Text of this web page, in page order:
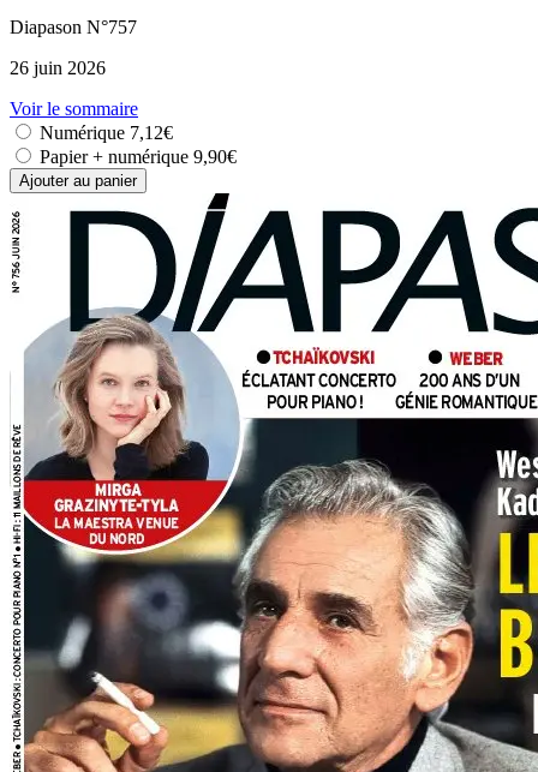
Diapason N°757
26 juin 2026
Voir le sommaire
Numérique 7,12€
Papier + numérique 9,90€